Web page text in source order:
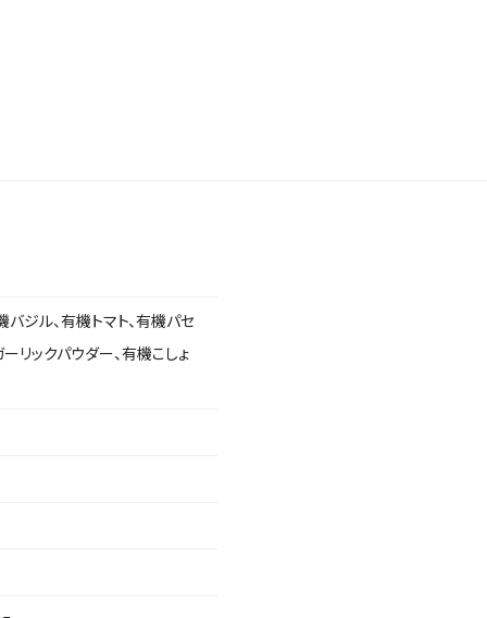
ジル、有機トマト、有機パセ
リックパウダー、有機こしょ